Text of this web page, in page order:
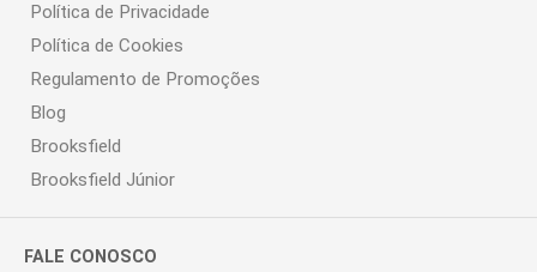
Política de Privacidade
Política de Cookies
Regulamento de Promoções
Blog
Brooksfield
Brooksfield Júnior
FALE CONOSCO